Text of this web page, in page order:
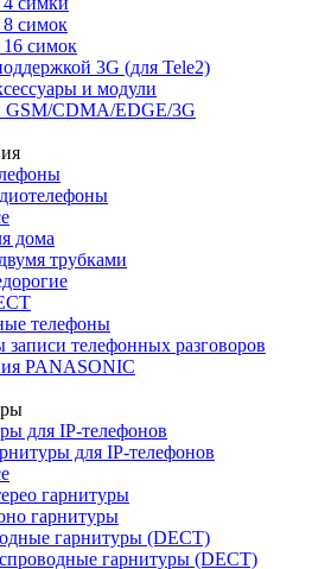
8 симок
16 симок
3G (для Tele2)
и модули
CDMA/EDGE/3G
дома
трубками
телефоны
телефонных разговоров
PANASONIC
для IP-телефонов
для IP-телефонов
гарнитуры
гарнитуры
гарнитуры (DECT)
гарнитуры (DECT)